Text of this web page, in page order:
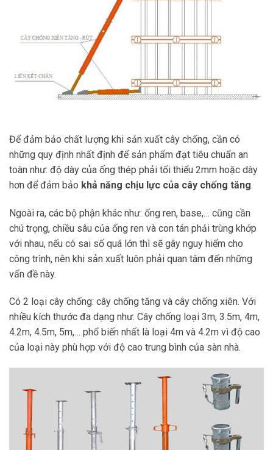
Để đảm bảo chất lượng khi sản xuất cây chống, cần có
những quy định nhất định để sản phẩm đạt tiêu chuẩn an
toàn như: độ dày của ống thép phải tối thiểu 2mm hoặc dày
hơn để đảm bảo khả năng chịu lực của cây chống tăng.
Ngoài ra, các bộ phận khác như: ống ren, base,… cũng cần
chú trọng, chiều sâu của ống ren và con tán phải trùng khớp
với nhau, nếu có sai số quá lớn thì sẽ gây nguy hiểm cho
công trình, nên khi sản xuất luôn phải quan tâm đến những
vấn đề này.
Có 2 loại cây chống: cây chống tăng và cây chống xiên. Với
nhiều kích thước đa dạng như: Cây chống loại 3m, 3.5m, 4m,
4.2m, 4.5m, 5m,… phổ biến nhất là loại 4m và 4.2m vì độ cao
của loại này phù hợp với độ cao trung bình của sàn nhà.